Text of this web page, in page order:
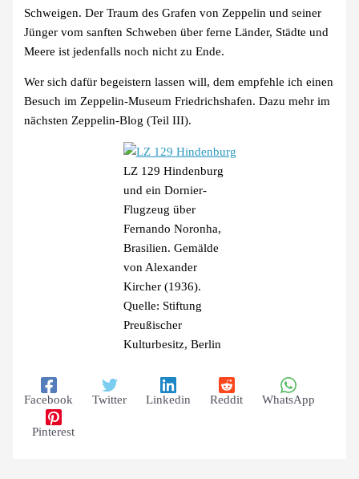
Schweigen. Der Traum des Grafen von Zeppelin und seiner
Jünger vom sanften Schweben über ferne Länder, Städte und
Meere ist jedenfalls noch nicht zu Ende.
Wer sich dafür begeistern lassen will, dem empfehle ich einen
Besuch im Zeppelin-Museum Friedrichshafen. Dazu mehr im
nächsten Zeppelin-Blog (Teil III).
LZ 129 Hindenburg
und ein Dornier-
Flugzeug über
Fernando Noronha,
Brasilien. Gemälde
von Alexander
Kircher (1936).
Quelle: Stiftung
Preußischer
Kulturbesitz, Berlin
Facebook Twitter Linkedin Reddit WhatsApp
Pinterest